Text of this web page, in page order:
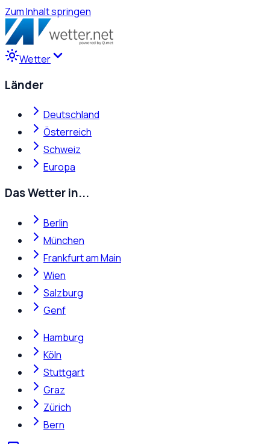
Zum Inhalt springen
Wetter
Länder
Deutschland
Österreich
Schweiz
Europa
Das Wetter in...
Berlin
München
Frankfurt am Main
Wien
Salzburg
Genf
Hamburg
Köln
Stuttgart
Graz
Zürich
Bern